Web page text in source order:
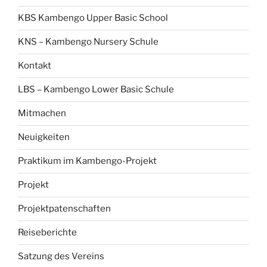
KBS Kambengo Upper Basic School
KNS – Kambengo Nursery Schule
Kontakt
LBS – Kambengo Lower Basic Schule
Mitmachen
Neuigkeiten
Praktikum im Kambengo-Projekt
Projekt
Projektpatenschaften
Reiseberichte
Satzung des Vereins